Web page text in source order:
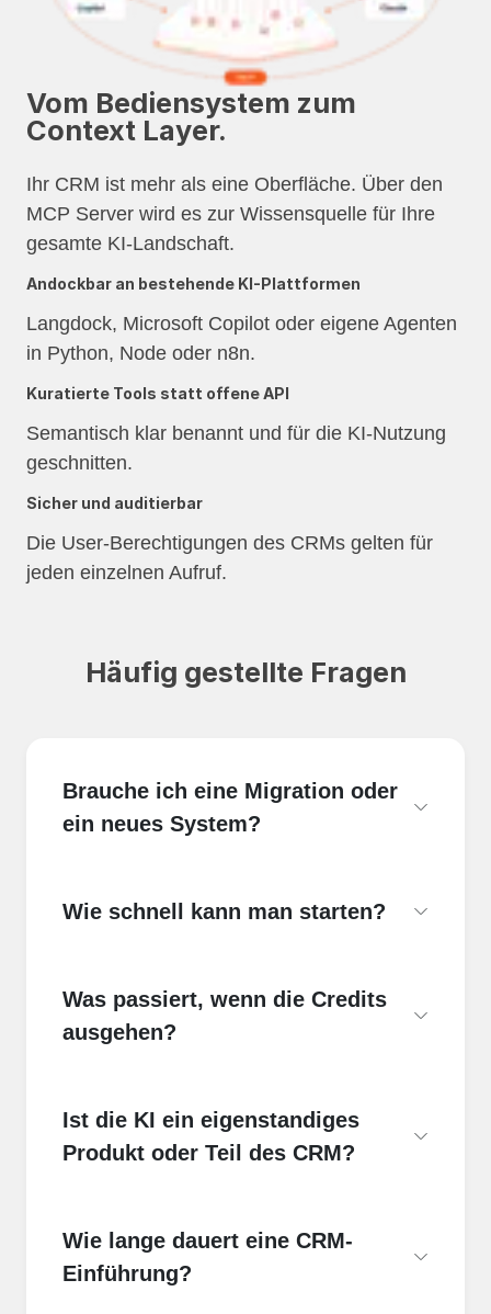
Vom Bediensystem zum
Context Layer.
Ihr CRM ist mehr als eine Oberfläche. Über den
MCP Server wird es zur Wissensquelle für Ihre
gesamte KI-Landschaft.
Andockbar an bestehende KI-Plattformen
Langdock, Microsoft Copilot oder eigene Agenten
in Python, Node oder n8n.
Kuratierte Tools statt offene API
Semantisch klar benannt und für die KI-Nutzung
geschnitten.
Sicher und auditierbar
Die User-Berechtigungen des CRMs gelten für
jeden einzelnen Aufruf.
Häufig gestellte Fragen
Brauche ich eine Migration oder
ein neues System?
Wie schnell kann man starten?
Was passiert, wenn die Credits
ausgehen?
Ist die KI ein eigenstandiges
Produkt oder Teil des CRM?
Wie lange dauert eine CRM-
Einführung?